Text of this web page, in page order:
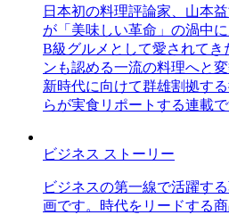
日本初の料理評論家、山本
が「美味しい革命」の渦中
B級グルメとして愛されてき
ンも認める一流の料理へと
新時代に向けて群雄割拠す
らが実食リポートする連載で
ビジネス ストーリー
ビジネスの第一線で活躍す
画です。時代をリードする